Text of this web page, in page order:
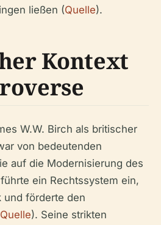
ließen (Quelle).
Kontext
W.W. Birch als britischer
von bedeutenden
auf die Modernisierung des
ein Rechtssystem ein,
und förderte den
Quelle). Seine strikten